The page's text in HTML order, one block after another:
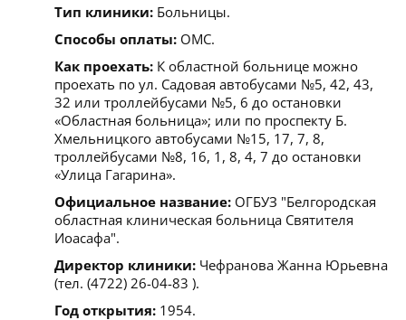
Тип клиники: Больницы.
Способы оплаты: ОМС.
Как проехать: К областной больнице можно
проехать по ул. Садовая автобусами №5, 42, 43,
32 или троллейбусами №5, 6 до остановки
«Областная больница»; или по проспекту Б.
Хмельницкого автобусами №15, 17, 7, 8,
троллейбусами №8, 16, 1, 8, 4, 7 до остановки
«Улица Гагарина».
Официальное название: ОГБУЗ "Белгородская
областная клиническая больница Святителя
Иоасафа".
Директор клиники: Чефранова Жанна Юрьевна
(тел. (4722) 26-04-83 ).
Год открытия: 1954.